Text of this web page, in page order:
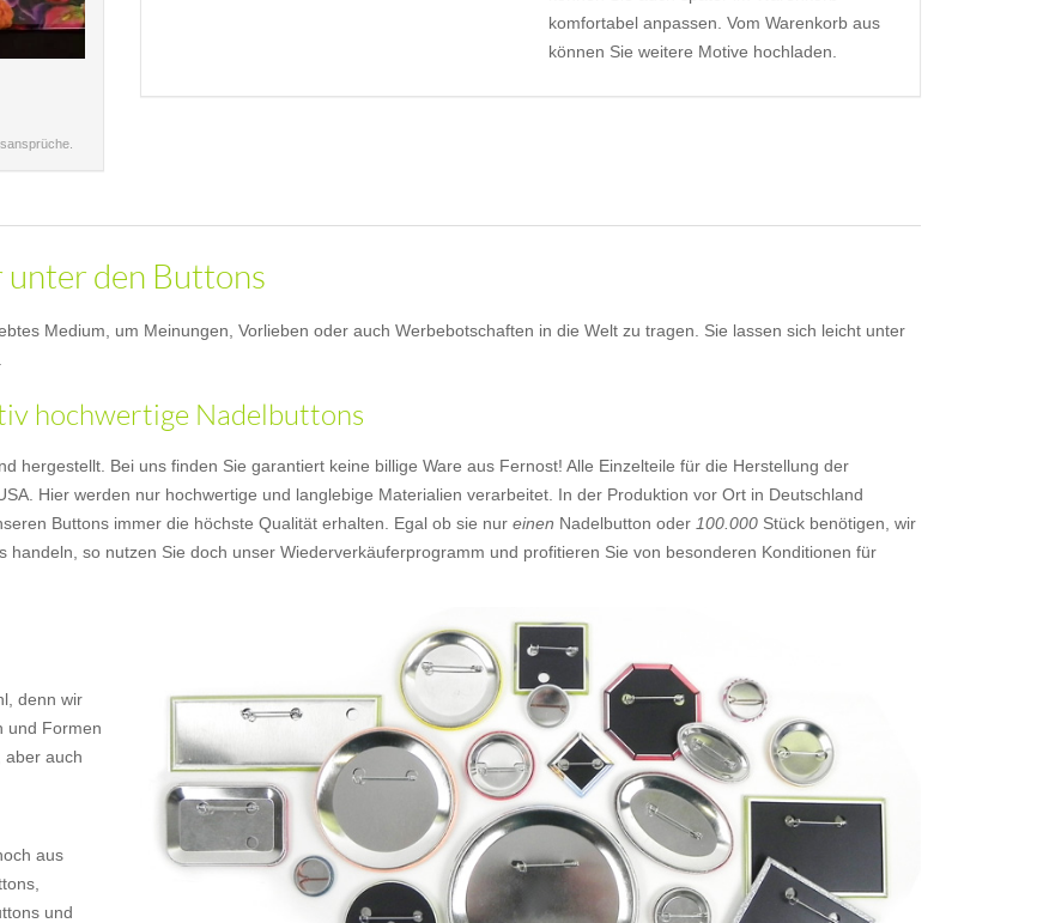
komfortabel anpassen. Vom Warenkorb aus
können Sie weitere Motive hochladen.
den Buttons
Medium, um Meinungen, Vorlieben oder auch Werbebotschaften in die Welt zu tragen. Sie lassen sich leicht unter
hochwertige Nadelbuttons
hergestellt. Bei uns finden Sie garantiert keine billige Ware aus Fernost! Alle Einzelteile für die Herstellung der
Hier werden nur hochwertige und langlebige Materialien verarbeitet. In der Produktion vor Ort in Deutschland
Buttons immer die höchste Qualität erhalten. Egal ob sie nur einen Nadelbutton oder 100.000 Stück benötigen, wir
handeln, so nutzen Sie doch unser Wiederverkäuferprogramm und profitieren Sie von besonderen Konditionen für
denn wir
und Formen
aber auch
aus
und